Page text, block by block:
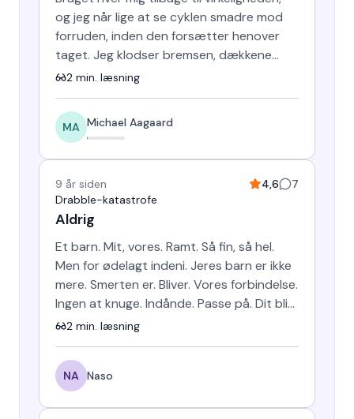
og jeg når lige at se cyklen smadre mod
forruden, inden den forsætter henover
taget. Jeg klodser bremsen, dækkene
hviner, også er der st…
2 min. læsning
MA Michael Aagaard
9 år siden 4,6
7
Drabble-katastrofe
Aldrig
Et barn. Mit, vores. Ramt. Så fin, så hel.
Men for ødelagt indeni. Jeres barn er ikke
mere. Smerten er. Bliver. Vores forbindelse.
Ingen at knuge. Indånde. Passe på. Dit blik
møder…
2 min. læsning
NA Naso